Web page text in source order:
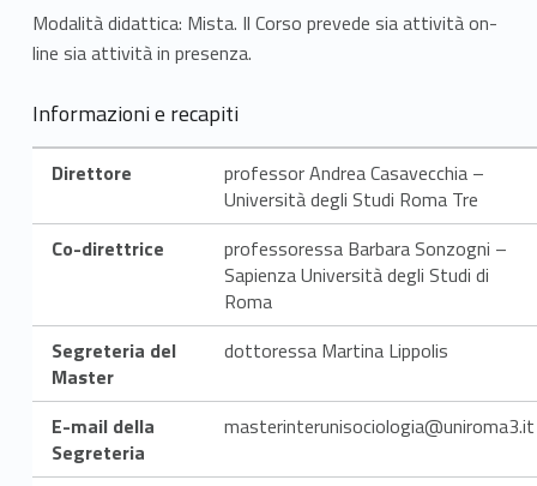
r
c
r
a
Modalità didattica: Mista. Il Corso prevede sia attività on-
line sia attività in presenza.
Informazioni e recapiti
Direttore
professor Andrea Casavecchia –
Università degli Studi Roma Tre
Co-direttrice
professoressa Barbara Sonzogni –
Sapienza Università degli Studi di
Roma
Segreteria del
Master
dottoressa Martina Lippolis
E-mail della
Segreteria
masterinterunisociologia@uniroma3.it